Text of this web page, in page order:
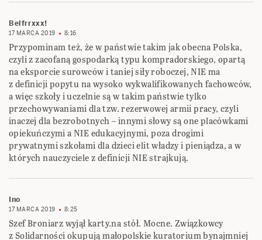
Belfrrxxx!
17 MARCA 2019 8:16
Przypominam też, że w państwie takim jak obecna Polska,
czyli z zacofaną gospodarką typu kompradorskiego, ‎opartą
na eksporcie surowców i taniej siły roboczej, NIE ma
z definicji popytu na wysoko ‎wykwalifikowanych fachowców,
a więc szkoły i uczelnie są w takim państwie tylko
‎przechowywaniami dla tzw. rezerwowej armii pracy, czyli
inaczej dla bezrobotnych – innymi ‎słowy są one placówkami
opiekuńczymi a NIE edukacyjnymi, poza drogimi
prywatnymi ‎szkołami dla dzieci elit władzy i pieniądza, a w
których nauczyciele z definicji NIE strajkują.‎
Ino
17 MARCA 2019 8:25
Szef Broniarz wyjął karty.na stół. Mocne. Związkowcy
z Solidarności okupują małopolskie kuratorium bynajmniej